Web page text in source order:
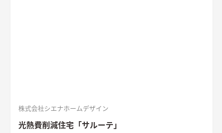
株式会社シエナホームデザイン
光熱費削減住宅「サルーテ」